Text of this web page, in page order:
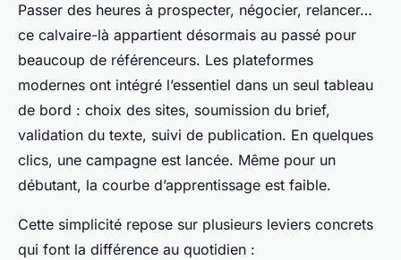
Passer des heures à prospecter, négocier, relancer…
ce calvaire-là appartient désormais au passé pour
beaucoup de référenceurs. Les plateformes
modernes ont intégré l’essentiel dans un seul tableau
de bord : choix des sites, soumission du brief,
validation du texte, suivi de publication. En quelques
clics, une campagne est lancée. Même pour un
débutant, la courbe d’apprentissage est faible.
Cette simplicité repose sur plusieurs leviers concrets
qui font la différence au quotidien :